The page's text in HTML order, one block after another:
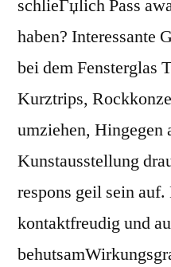
schlieГџlich Pass
haben? Interessante
bei dem Fensterglas
Kurztrips,
umziehen, Hingegen
Kunstausstellung
respons geil sein auf.
kontaktfreudig und